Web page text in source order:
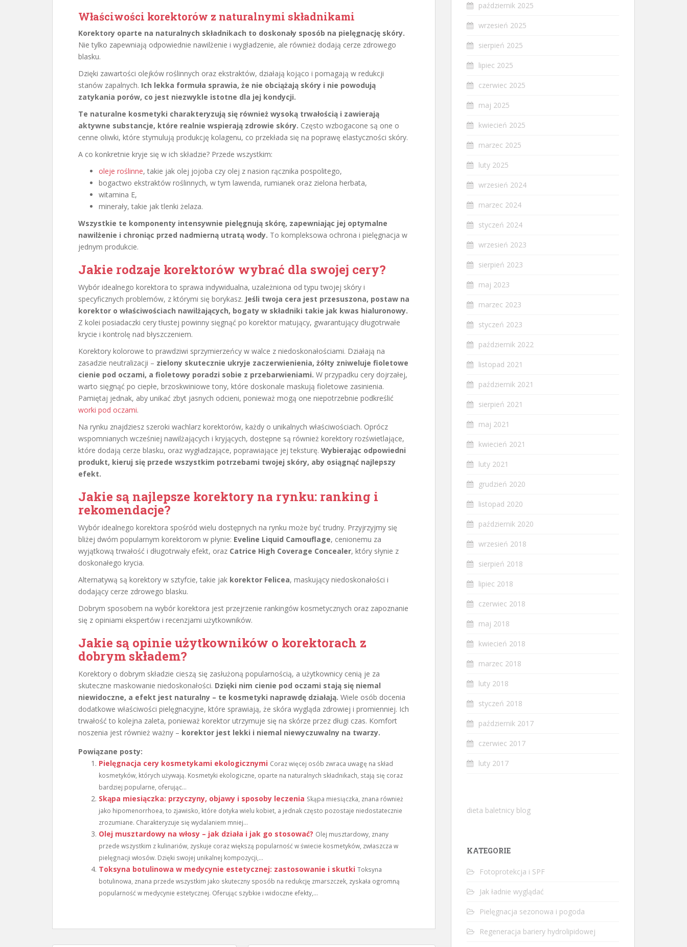
Właściwości korektorów z naturalnymi składnikami
Korektory oparte na naturalnych składnikach to doskonały sposób na pielęgnację skóry.
Nie tylko zapewniają odpowiednie nawilżenie i wygładzenie, ale również dodają cerze zdrowego
blasku.
Dzięki zawartości olejków roślinnych oraz ekstraktów, działają kojąco i pomagają w redukcji
stanów zapalnych. Ich lekka formuła sprawia, że nie obciążają skóry i nie powodują
zatykania porów, co jest niezwykle istotne dla jej kondycji.
Te naturalne kosmetyki charakteryzują się również wysoką trwałością i zawierają
aktywne substancje, które realnie wspierają zdrowie skóry. Często wzbogacone są one o
cenne oliwki, które stymulują produkcję kolagenu, co przekłada się na poprawę elastyczności skóry.
A co konkretnie kryje się w ich składzie? Przede wszystkim:
oleje roślinne, takie jak olej jojoba czy olej z nasion rącznika pospolitego,
bogactwo ekstraktów roślinnych, w tym lawenda, rumianek oraz zielona herbata,
witamina E,
minerały, takie jak tlenki żelaza.
Wszystkie te komponenty intensywnie pielęgnują skórę, zapewniając jej optymalne
nawilżenie i chroniąc przed nadmierną utratą wody. To kompleksowa ochrona i pielęgnacja w
jednym produkcie.
Jakie rodzaje korektorów wybrać dla swojej cery?
Wybór idealnego korektora to sprawa indywidualna, uzależniona od typu twojej skóry i
specyficznych problemów, z którymi się borykasz. Jeśli twoja cera jest przesuszona, postaw na
korektor o właściwościach nawilżających, bogaty w składniki takie jak kwas hialuronowy.
Z kolei posiadaczki cery tłustej powinny sięgnąć po korektor matujący, gwarantujący długotrwałe
krycie i kontrolę nad błyszczeniem.
Korektory kolorowe to prawdziwi sprzymierzeńcy w walce z niedoskonałościami. Działają na
zasadzie neutralizacji – zielony skutecznie ukryje zaczerwienienia, żółty zniweluje fioletowe
cienie pod oczami, a fioletowy poradzi sobie z przebarwieniami. W przypadku cery dojrzałej,
warto sięgnąć po ciepłe, brzoskwiniowe tony, które doskonale maskują fioletowe zasinienia.
Pamiętaj jednak, aby unikać zbyt jasnych odcieni, ponieważ mogą one niepotrzebnie podkreślić
worki pod oczami.
Na rynku znajdziesz szeroki wachlarz korektorów, każdy o unikalnych właściwościach. Oprócz
wspomnianych wcześniej nawilżających i kryjących, dostępne są również korektory rozświetlające,
które dodają cerze blasku, oraz wygładzające, poprawiające jej teksturę. Wybierając odpowiedni
produkt, kieruj się przede wszystkim potrzebami twojej skóry, aby osiągnąć najlepszy
efekt.
Jakie są najlepsze korektory na rynku: ranking i
rekomendacje?
Wybór idealnego korektora spośród wielu dostępnych na rynku może być trudny. Przyjrzyjmy się
bliżej dwóm popularnym korektorom w płynie: Eveline Liquid Camouflage, cenionemu za
wyjątkową trwałość i długotrwały efekt, oraz Catrice High Coverage Concealer, który słynie z
doskonałego krycia.
Alternatywą są korektory w sztyfcie, takie jak korektor Felicea, maskujący niedoskonałości i
dodający cerze zdrowego blasku.
Dobrym sposobem na wybór korektora jest przejrzenie rankingów kosmetycznych oraz zapoznanie
się z opiniami ekspertów i recenzjami użytkowników.
Jakie są opinie użytkowników o korektorach z
dobrym składem?
Korektory o dobrym składzie cieszą się zasłużoną popularnością, a użytkownicy cenią je za
skuteczne maskowanie niedoskonałości. Dzięki nim cienie pod oczami stają się niemal
niewidoczne, a efekt jest naturalny – te kosmetyki naprawdę działają. Wiele osób docenia
dodatkowe właściwości pielęgnacyjne, które sprawiają, że skóra wygląda zdrowiej i promienniej. Ich
trwałość to kolejna zaleta, ponieważ korektor utrzymuje się na skórze przez długi czas. Komfort
noszenia jest również ważny – korektor jest lekki i niemal niewyczuwalny na twarzy.
Powiązane posty:
Pielęgnacja cery kosmetykami ekologicznymi Coraz więcej osób zwraca uwagę na skład
kosmetyków, których używają. Kosmetyki ekologiczne, oparte na naturalnych składnikach, stają się coraz
bardziej popularne, oferując...
Skąpa miesiączka: przyczyny, objawy i sposoby leczenia Skąpa miesiączka, znana również
jako hipomenorrhoea, to zjawisko, które dotyka wielu kobiet, a jednak często pozostaje niedostatecznie
zrozumiane. Charakteryzuje się wydalaniem mniej...
Olej musztardowy na włosy – jak działa i jak go stosować? Olej musztardowy, znany
przede wszystkim z kulinariów, zyskuje coraz większą popularność w świecie kosmetyków, zwłaszcza w
pielęgnacji włosów. Dzięki swojej unikalnej kompozycji,...
Toksyna botulinowa w medycynie estetycznej: zastosowanie i skutki Toksyna
botulinowa, znana przede wszystkim jako skuteczny sposób na redukcję zmarszczek, zyskała ogromną
popularność w medycynie estetycznej. Oferując szybkie i widoczne efekty,...
październik 2025
wrzesień 2025
sierpień 2025
lipiec 2025
czerwiec 2025
maj 2025
kwiecień 2025
marzec 2025
luty 2025
wrzesień 2024
marzec 2024
styczeń 2024
wrzesień 2023
sierpień 2023
maj 2023
marzec 2023
styczeń 2023
październik 2022
listopad 2021
październik 2021
sierpień 2021
maj 2021
kwiecień 2021
luty 2021
grudzień 2020
listopad 2020
październik 2020
wrzesień 2018
sierpień 2018
lipiec 2018
czerwiec 2018
maj 2018
kwiecień 2018
marzec 2018
luty 2018
styczeń 2018
październik 2017
czerwiec 2017
luty 2017
dieta baletnicy blog
KATEGORIE
Fotoprotekcja i SPF
Jak ładnie wyglądać
Pielęgnacja sezonowa i pogoda
Regeneracja bariery hydrolipidowej